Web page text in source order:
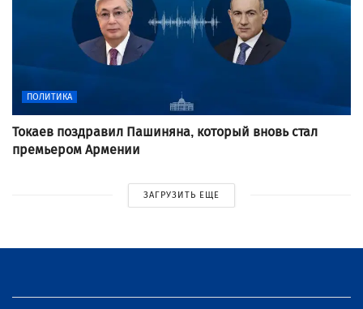
ПОЛИТИКА
Токаев поздравил Пашиняна, который вновь стал
премьером Армении
ЗАГРУЗИТЬ ЕЩЕ